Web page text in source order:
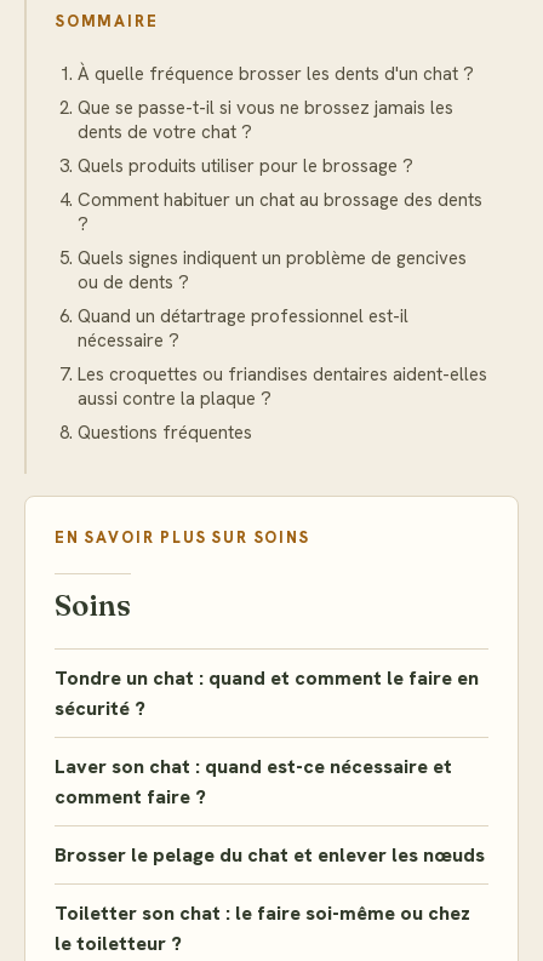
SOMMAIRE
À quelle fréquence brosser les dents d'un chat ?
Que se passe-t-il si vous ne brossez jamais les
dents de votre chat ?
Quels produits utiliser pour le brossage ?
Comment habituer un chat au brossage des dents
?
Quels signes indiquent un problème de gencives
ou de dents ?
Quand un détartrage professionnel est-il
nécessaire ?
Les croquettes ou friandises dentaires aident-elles
aussi contre la plaque ?
Questions fréquentes
EN SAVOIR PLUS SUR SOINS
Soins
Tondre un chat : quand et comment le faire en
sécurité ?
Laver son chat : quand est-ce nécessaire et
comment faire ?
Brosser le pelage du chat et enlever les nœuds
Toiletter son chat : le faire soi-même ou chez
le toiletteur ?